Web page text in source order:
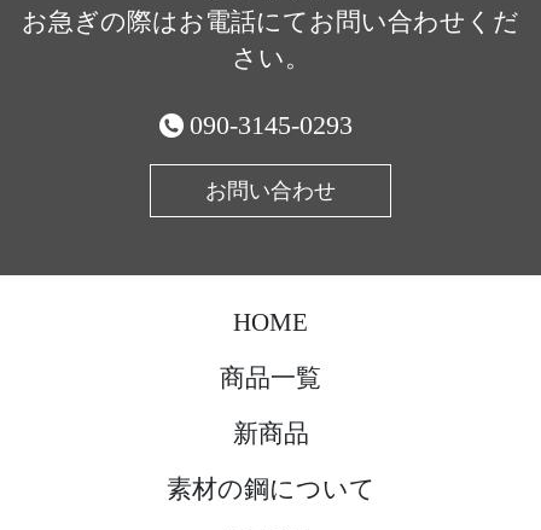
お急ぎの際はお電話にてお問い合わせくだ
さい。
090-3145-0293
お問い合わせ
HOME
商品一覧
新商品
素材の鋼について